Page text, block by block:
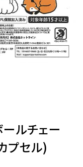
ルチェー
プセル)